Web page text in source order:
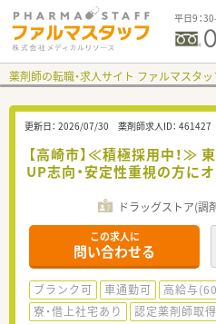
平日9：
薬剤師の転職・求人サイト ファルマスタッ
更新日： 2026/07/30 薬剤師求人ID： 461427
【高崎市】≪積極採用中！≫
UP志向・安定性重視の方に
ドラッグストア(調
この求人に
問い合わせる
ブランク可 車通勤可
高給与
寮・借上社宅あり
認定薬剤師取